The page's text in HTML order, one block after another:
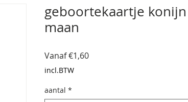
geboortekaartje
maan
Vanaf€1,60Verkoopprijs
incl.BTW
aantal *